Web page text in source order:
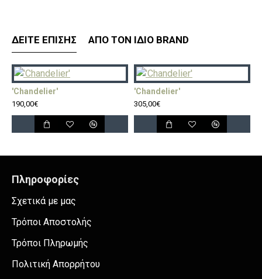
ΔΕΊΤΕ ΕΠΊΣΗΣ ΑΠΌ ΤΟΝ ΊΔΙΟ BRAND
'Chandelier'
190,00€
'Chandelier'
305,00€
Πληροφορίες
Σχετικά με μας
Τρόποι Αποστολής
Τρόποι Πληρωμής
Πολιτική Απορρήτου